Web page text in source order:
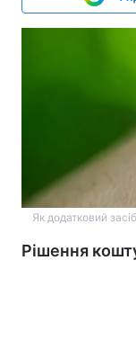
Як додатковий
Рішення